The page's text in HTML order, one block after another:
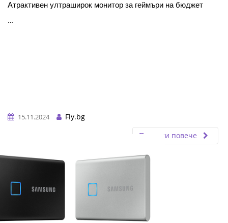
Атрактивен ултраширок монитор за геймъри на бюджет
…
15.11.2024
Fly.bg
Прочети повече